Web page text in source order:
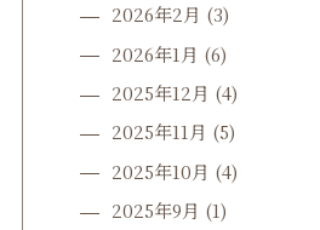
2026年2月 (3)
2026年1月 (6)
2025年12月 (4)
2025年11月 (5)
2025年10月 (4)
2025年9月 (1)